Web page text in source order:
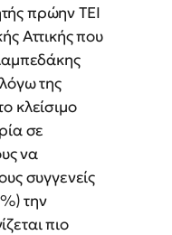
πρώην ΤΕΙ
Αττικής που
της
κλείσιμο
σε
να
συγγενείς
την
πιο